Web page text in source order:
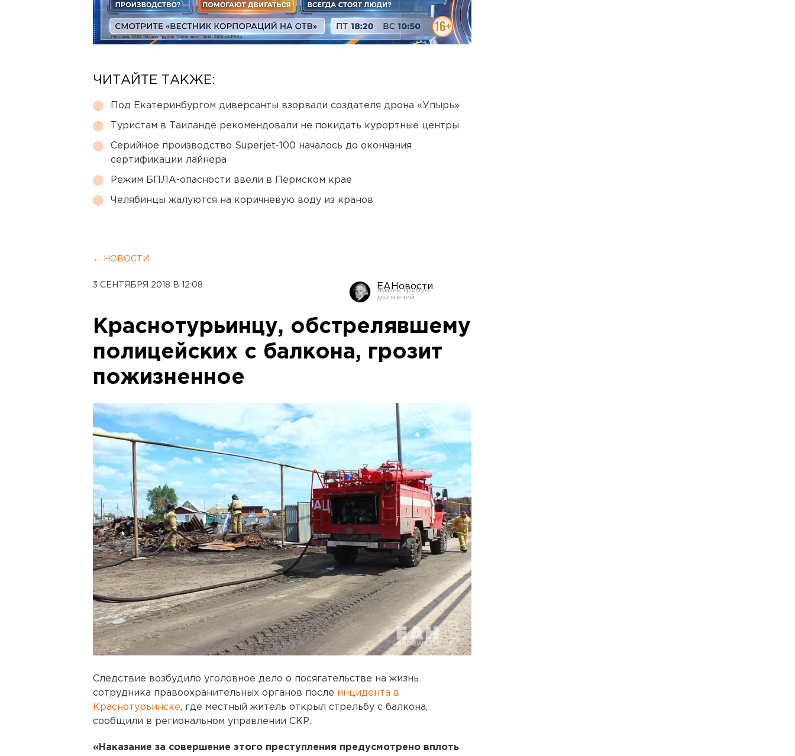
ЧИТАЙТЕ ТАКЖЕ:
Под Екатеринбургом диверсанты взорвали создателя дрона «Упырь»
Туристам в Таиланде рекомендовали не покидать курортные центры
Серийное производство Superjet-100 началось до окончания
сертификации лайнера
Режим БПЛА-опасности ввели в Пермском крае
Челябинцы жалуются на коричневую воду из кранов
← НОВОСТИ
3 СЕНТЯБРЯ 2018 В 12:08 ЕАНовости
Краснотурьинцу, обстрелявшему
полицейских с балкона, грозит
пожизненное
Следствие возбудило уголовное дело о посягательстве на жизнь
сотрудника правоохранительных органов после инцидента в
Краснотурьинске, где местный житель открыл стрельбу с балкона,
сообщили в региональном управлении СКР.
«Наказание за совершение этого преступления предусмотрено вплоть